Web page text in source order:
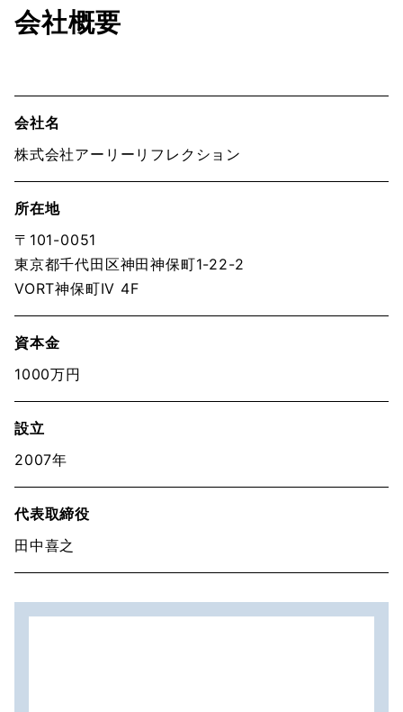
会社概要
会社名
株式会社アーリーリフレクション
所在地
〒101-0051
東京都千代田区神田神保町1-22-2
VORT神保町IV 4F
資本金
1000万円
設立
2007年
代表取締役
田中喜之